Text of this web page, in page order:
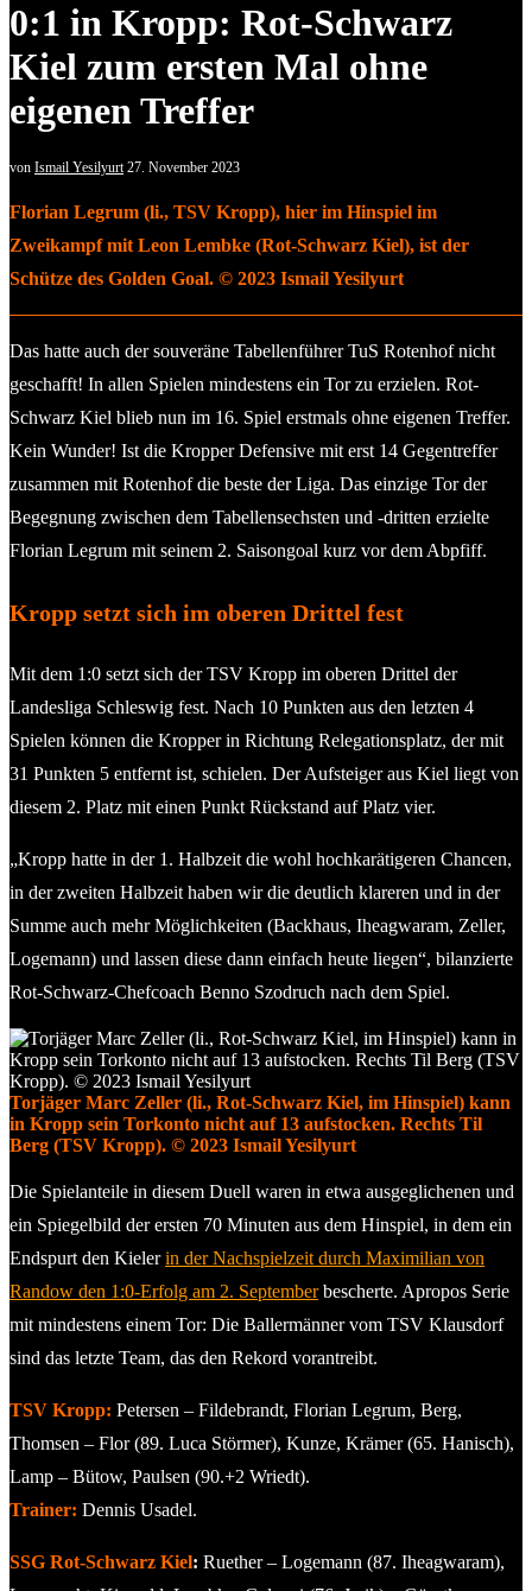
0:1 in Kropp: Rot-Schwarz
Kiel zum ersten Mal ohne
eigenen Treffer
von Ismail Yesilyurt 27. November 2023
Florian Legrum (li., TSV Kropp), hier im Hinspiel im
Zweikampf mit Leon Lembke (Rot-Schwarz Kiel), ist der
Schütze des Golden Goal. © 2023 Ismail Yesilyurt
Das hatte auch der souveräne Tabellenführer TuS Rotenhof nicht
geschafft! In allen Spielen mindestens ein Tor zu erzielen. Rot-
Schwarz Kiel blieb nun im 16. Spiel erstmals ohne eigenen Treffer.
Kein Wunder! Ist die Kropper Defensive mit erst 14 Gegentreffer
zusammen mit Rotenhof die beste der Liga. Das einzige Tor der
Begegnung zwischen dem Tabellensechsten und -dritten erzielte
Florian Legrum mit seinem 2. Saisongoal kurz vor dem Abpfiff.
Kropp setzt sich im oberen Drittel fest
Mit dem 1:0 setzt sich der TSV Kropp im oberen Drittel der
Landesliga Schleswig fest. Nach 10 Punkten aus den letzten 4
Spielen können die Kropper in Richtung Relegationsplatz, der mit
31 Punkten 5 entfernt ist, schielen. Der Aufsteiger aus Kiel liegt von
diesem 2. Platz mit einen Punkt Rückstand auf Platz vier.
„Kropp hatte in der 1. Halbzeit die wohl hochkarätigeren Chancen,
in der zweiten Halbzeit haben wir die deutlich klareren und in der
Summe auch mehr Möglichkeiten (Backhaus, Iheagwaram, Zeller,
Logemann) und lassen diese dann einfach heute liegen“, bilanzierte
Rot-Schwarz-Chefcoach Benno Szodruch nach dem Spiel.
Torjäger Marc Zeller (li., Rot-Schwarz Kiel, im Hinspiel) kann
in Kropp sein Torkonto nicht auf 13 aufstocken. Rechts Til
Berg (TSV Kropp). © 2023 Ismail Yesilyurt
Die Spielanteile in diesem Duell waren in etwa ausgeglichenen und
ein Spiegelbild der ersten 70 Minuten aus dem Hinspiel, in dem ein
Endspurt den Kielerin der Nachspielzeit durch Maximilian von
Randow den 1:0-Erfolg am 2. Septemberbescherte. Apropos Serie
mit mindestens einem Tor: Die Ballermänner vom TSV Klausdorf
sind das letzte Team, das den Rekord vorantreibt.
TSV Kropp: Petersen – Fildebrandt, Florian Legrum, Berg,
Thomsen – Flor (89. Luca Störmer), Kunze, Krämer (65. Hanisch),
Lamp – Bütow, Paulsen (90.+2 Wriedt).
Trainer: Dennis Usadel.
SSG Rot-Schwarz Kiel: Ruether – Logemann (87. Iheagwaram),